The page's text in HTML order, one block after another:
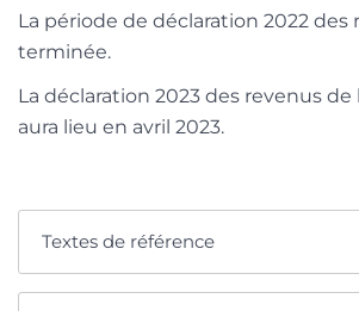
La période de déclaration 2022 des
terminée.
La déclaration 2023 des revenus de
aura lieu en avril 2023.
Textes de référence